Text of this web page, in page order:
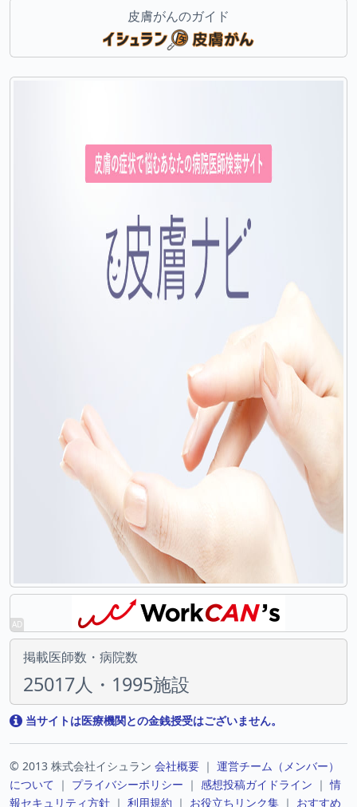
皮膚がんのガイド
掲載医師数・病院数
25017人・1995施設
当サイトは医療機関との金銭授受はございません。
© 2013 株式会社イシュラン 会社概要 ｜ 運営チーム（メンバー）
について ｜ プライバシーポリシー ｜ 感想投稿ガイドライン ｜情
報セキュリティ方針 ｜ 利用規約 ｜ お役立ちリンク集 ｜ おすすめ